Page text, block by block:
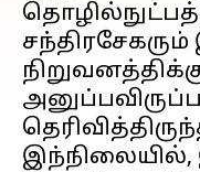
இந்நிலையில்,